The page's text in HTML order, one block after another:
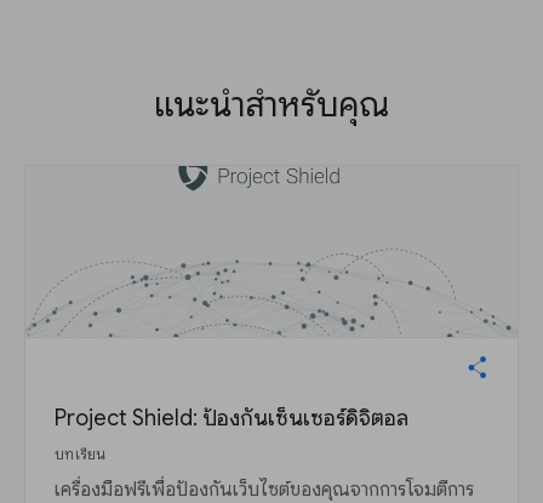
แนะนำสำหรับคุณ
Project Shield: ป้องกันเซ็นเซอร์ดิจิตอล
บทเรียน
เครื่องมือฟรีเพื่อป้องกันเว็บไซต์ของคุณจากการโจมตีการ